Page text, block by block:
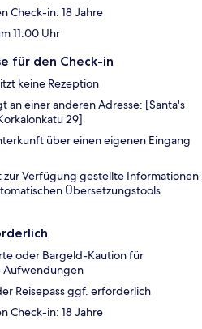
Check-in: 18 Jahre
11:00 Uhr
für den Check-in
keine Rezeption
an einer anderen Adresse: [Santa's
29]
über einen eigenen Eingang
Verfügung gestellte Informationen
Übersetzungstools
oder Bargeld-Kaution für
Aufwendungen
Reisepass ggf. erforderlich
Check-in: 18 Jahre